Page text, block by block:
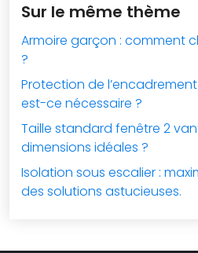
Sur le même thème
Armoire garçon : comment
?
Protection de
est-ce nécessaire ?
Taille standard fenêtre 2
dimensions idéales ?
Isolation sous escalier :
des solutions astucieuses.